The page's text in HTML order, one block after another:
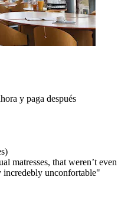
y paga después
matresses, that weren’t even
incredebly unconfortable"